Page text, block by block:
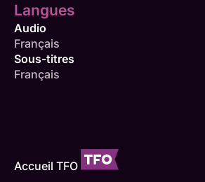
Langues
Audio
Français
Sous-titres
Français
Accueil TFO